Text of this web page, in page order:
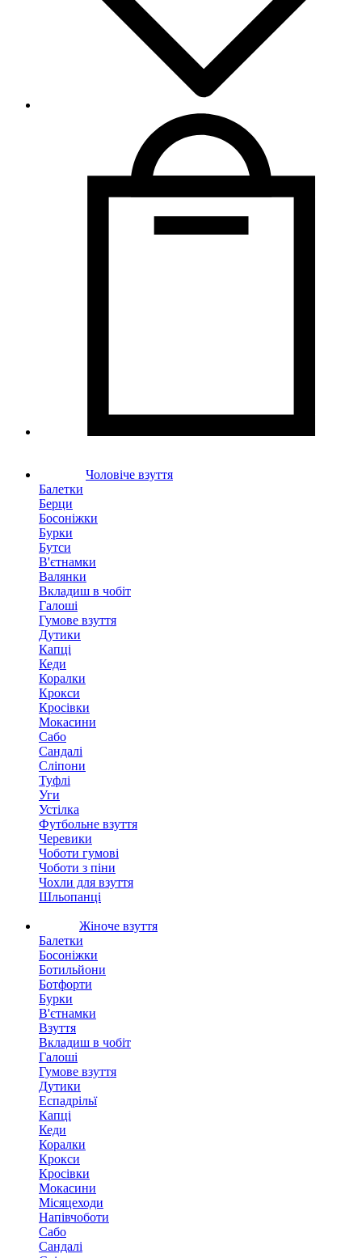
Чоловіче взуття
Балетки
Берци
Босоніжки
Бурки
Бутси
В'єтнамки
Валянки
Вкладиш в чобіт
Галоші
Гумове взуття
Дутики
Капці
Кеди
Коралки
Крокси
Кросівки
Мокасини
Сабо
Сандалі
Сліпони
Туфлі
Уги
Устілка
Футбольне взуття
Черевики
Чоботи гумові
Чоботи з піни
Чохли для взуття
Шльопанці
Жіноче взуття
Балетки
Босоніжки
Ботильйони
Ботфорти
Бурки
В'єтнамки
Взуття
Вкладиш в чобіт
Галоші
Гумове взуття
Дутики
Еспадрільї
Капці
Кеди
Коралки
Крокси
Кросівки
Мокасини
Місяцеходи
Напівчоботи
Сабо
Сандалі